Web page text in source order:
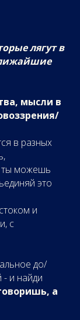
лягут в
мысли в
в разных
ты можешь
это
и
с
до/
- и найди
а